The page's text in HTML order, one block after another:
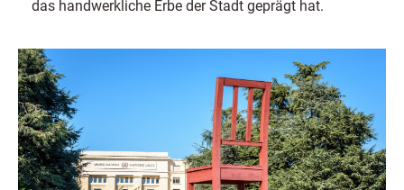
das handwerkliche Erbe der Stadt geprägt hat.